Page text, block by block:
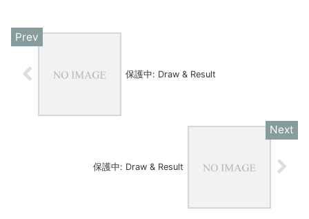
保護中: Draw & Result
保護中: Draw & Result